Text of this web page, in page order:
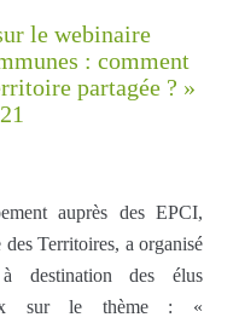
le webinaire
: comment
partagée ? »
auprès des EPCI,
Territoires, a organisé
destination des élus
sur le thème : «